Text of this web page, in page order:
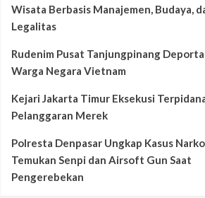
Wisata Berbasis Manajemen, Budaya,
Legalitas
Rudenim Pusat Tanjungpinang
Warga Negara Vietnam
Kejari Jakarta Timur Eksekusi
Pelanggaran Merek
Polresta Denpasar Ungkap Kasus
Temukan Senpi dan Airsoft Gun Saat
Pengerebekan